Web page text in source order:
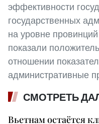
эффективности
государственных
на уровне провинций
показали
отношении
административные
СМОТРЕТЬ
Вьетнам остаётся